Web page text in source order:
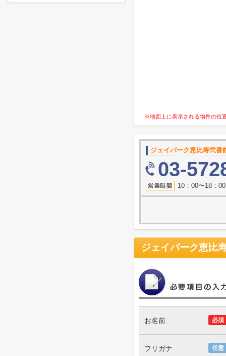
※地図上に表示される物件の位
ジェイパーク恵比寿弐番
03-
10：00〜18：
ジェイパーク恵比
必須
お名前
任意
フリガナ